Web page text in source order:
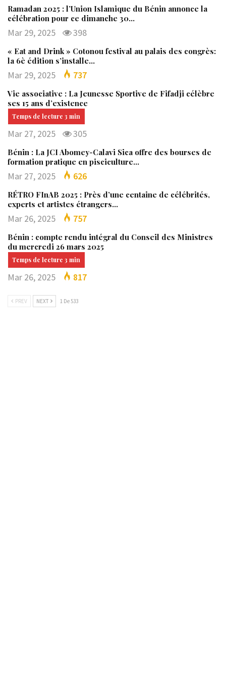
Ramadan 2025 : l’Union Islamique du Bénin annonce la
célébration pour ce dimanche 30…
Mar 29, 2025 398
« Eat and Drink » Cotonou festival au palais des congrès:
la 6è édition s’installe…
Mar 29, 2025 737
Vie associative : La Jeunesse Sportive de Fifadji célèbre
ses 15 ans d’existence
Mar 27, 2025 305
Bénin : La JCI Abomey-Calavi Sica offre des bourses de
formation pratique en pisciculture…
Mar 27, 2025 626
RÉTRO FInAB 2025 : Près d’une centaine de célébrités,
experts et artistes étrangers…
Mar 26, 2025 757
Bénin : compte rendu intégral du Conseil des Ministres
du mercredi 26 mars 2025
Mar 26, 2025 817
PREV NEXT 1 De 533